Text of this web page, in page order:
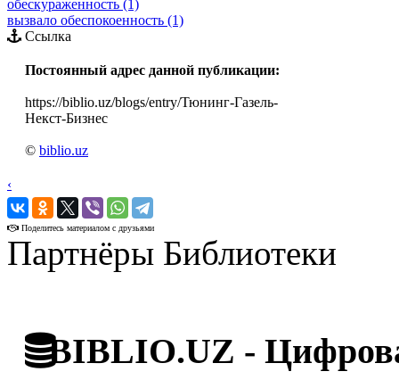
обескураженность (1)
вызвало обеспокоенность (1)
Ссылка
Постоянный адрес данной публикации:
https://biblio.uz/blogs/entry/Тюнинг-Газель-
Некст-Бизнес
© biblio.uz
‹
›
Поделитесь материалом с друзьями
Партнёры Библиотеки
BIBLIO.UZ -